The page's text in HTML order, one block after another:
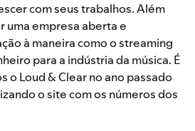
com seus trabalhos. Além
uma empresa aberta e
à maneira como o streaming
para a indústria da música. É
o Loud & Clear no ano passado
o site com os números dos